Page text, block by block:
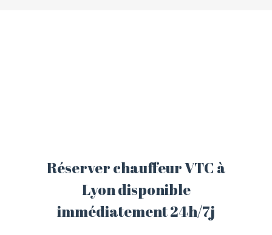
Réserver chauffeur VTC à
Lyon disponible
immédiatement 24h/7j